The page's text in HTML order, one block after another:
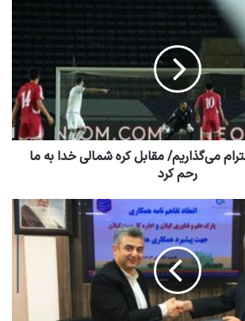
می‌گذاریم/ مقابل کره شمالی خدا به ما
رحم کرد